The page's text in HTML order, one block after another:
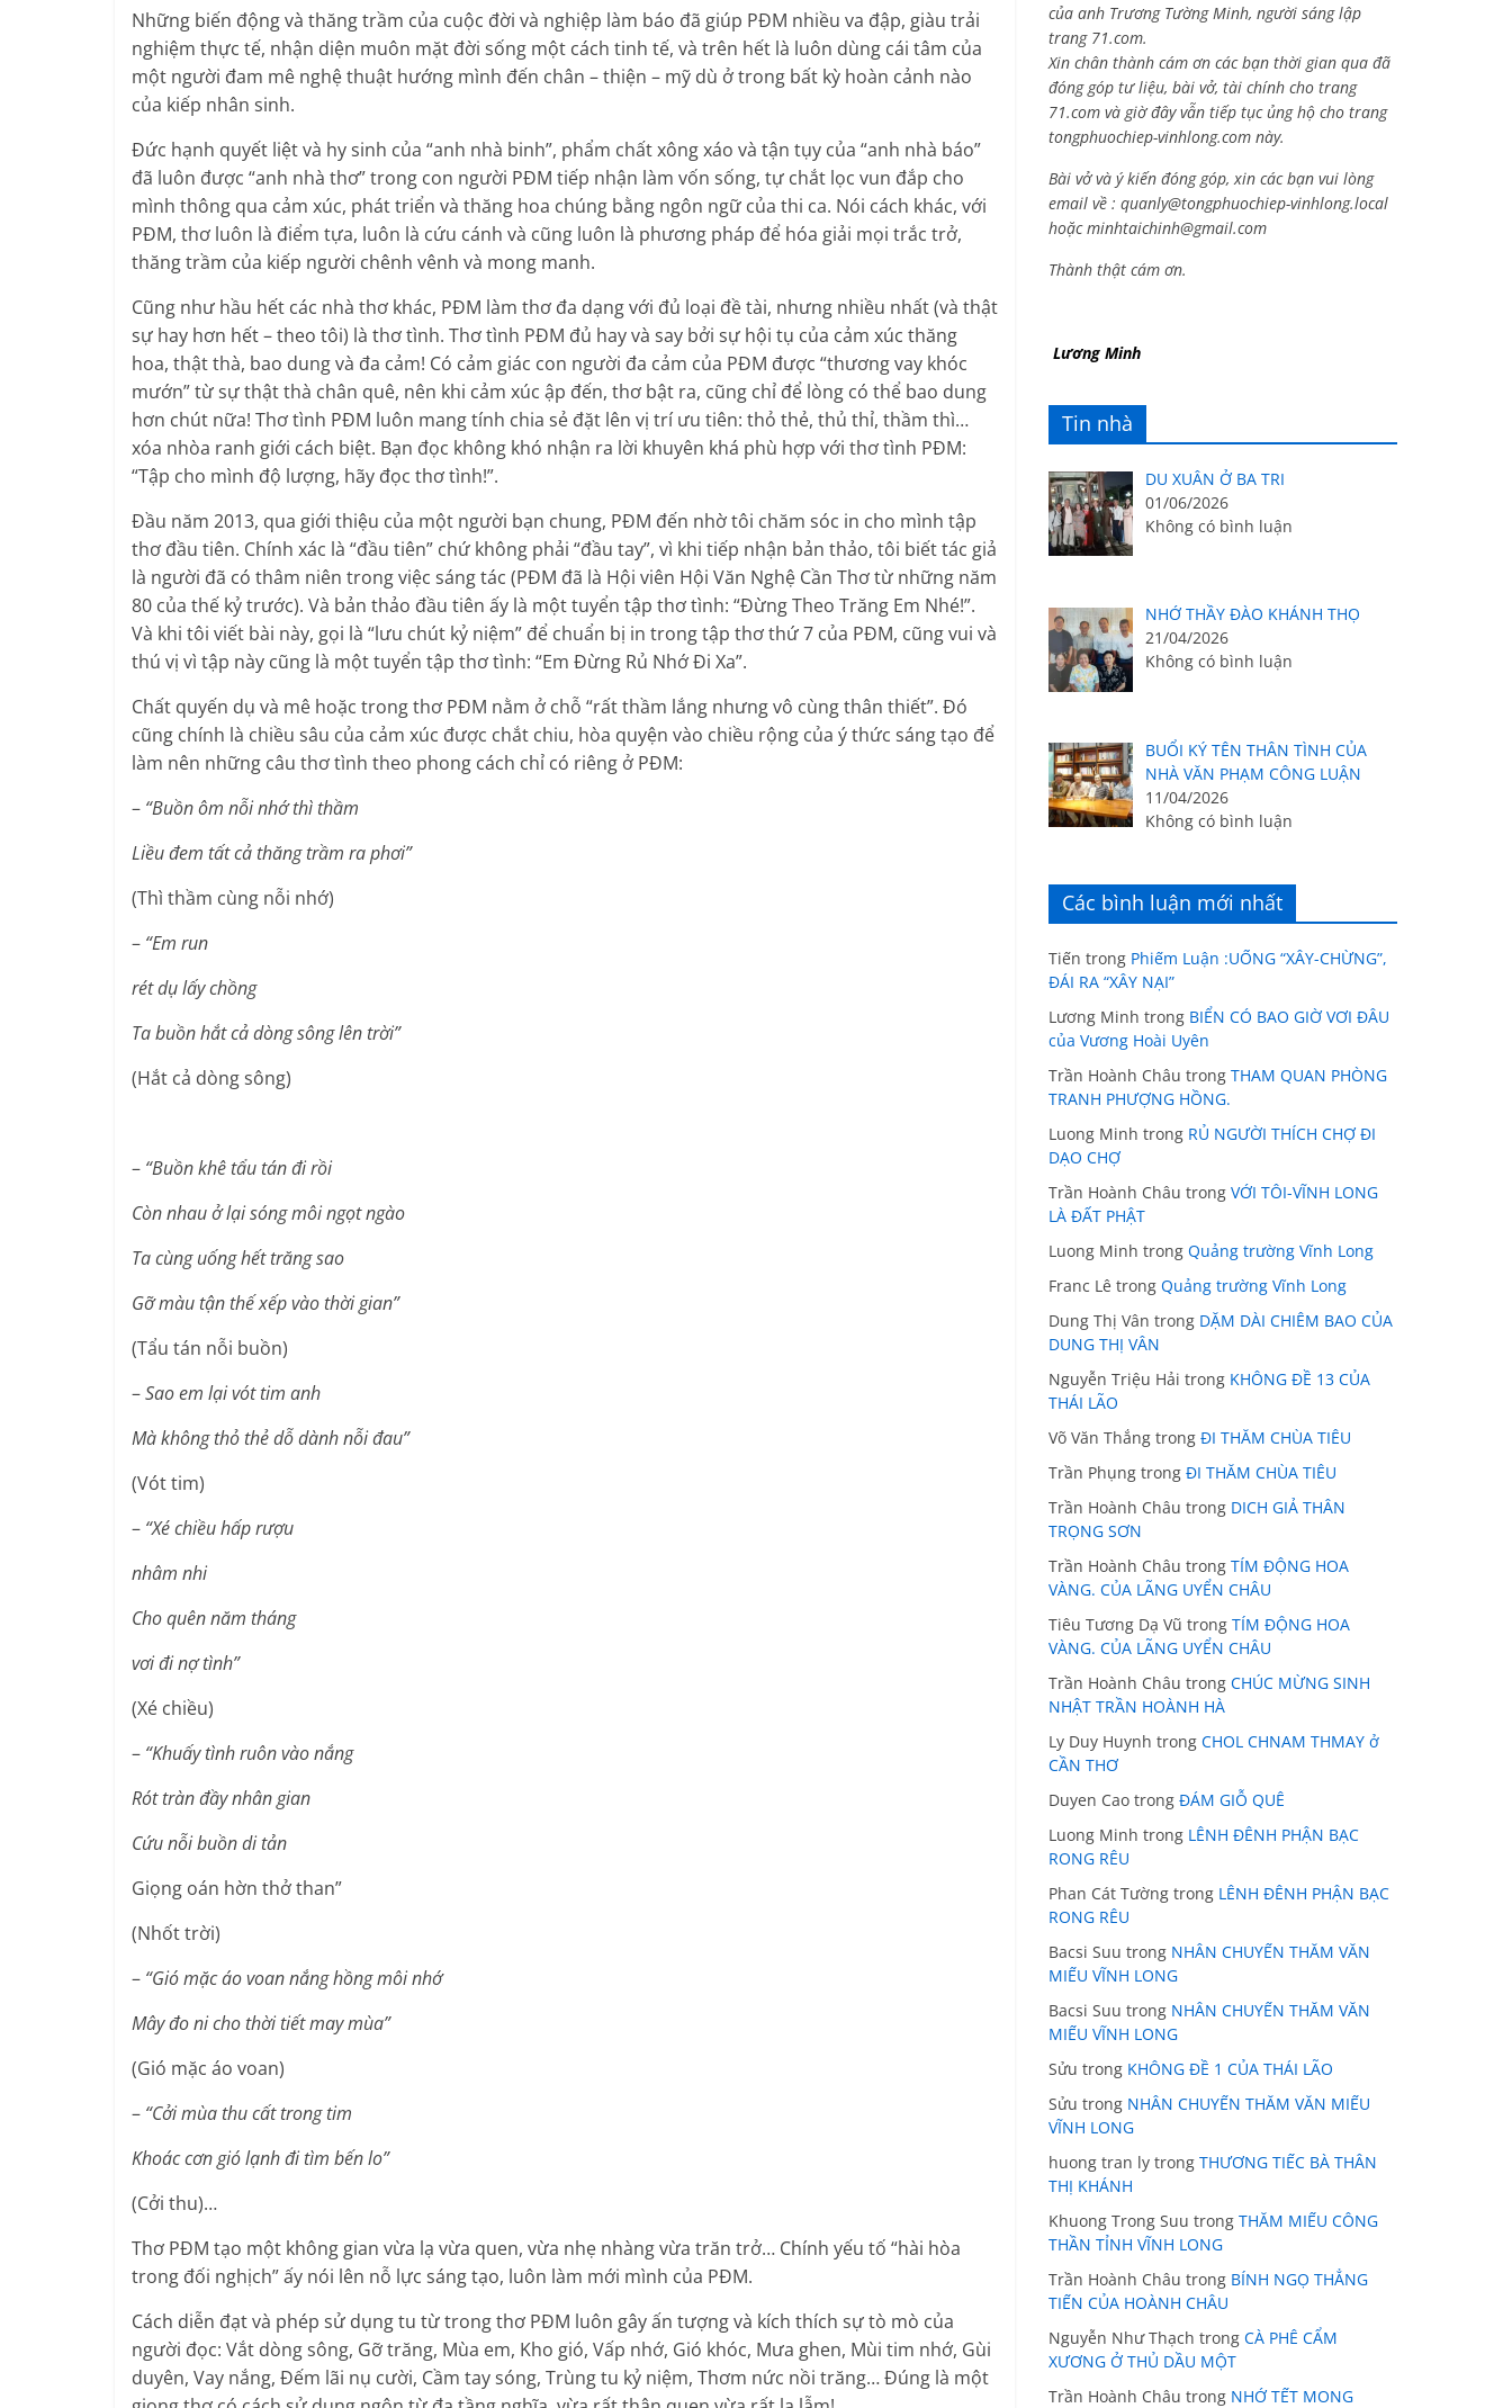
Những biến động và thăng trầm của cuộc đời và nghiệp làm báo đã giúp PĐM nhiều va đập, giàu trải
nghiệm thực tế, nhận diện muôn mặt đời sống một cách tinh tế, và trên hết là luôn dùng cái tâm của
một người đam mê nghệ thuật hướng mình đến chân – thiện – mỹ dù ở trong bất kỳ hoàn cảnh nào
của kiếp nhân sinh.
Đức hạnh quyết liệt và hy sinh của “anh nhà binh”, phẩm chất xông xáo và tận tụy của “anh nhà báo”
đã luôn được “anh nhà thơ” trong con người PĐM tiếp nhận làm vốn sống, tự chắt lọc vun đắp cho
mình thông qua cảm xúc, phát triển và thăng hoa chúng bằng ngôn ngữ của thi ca. Nói cách khác, với
PĐM, thơ luôn là điểm tựa, luôn là cứu cánh và cũng luôn là phương pháp để hóa giải mọi trắc trở,
thăng trầm của kiếp người chênh vênh và mong manh.
Cũng như hầu hết các nhà thơ khác, PĐM làm thơ đa dạng với đủ loại đề tài, nhưng nhiều nhất (và thật
sự hay hơn hết – theo tôi) là thơ tình. Thơ tình PĐM đủ hay và say bởi sự hội tụ của cảm xúc thăng
hoa, thật thà, bao dung và đa cảm! Có cảm giác con người đa cảm của PĐM được “thương vay khóc
mướn” từ sự thật thà chân quê, nên khi cảm xúc ập đến, thơ bật ra, cũng chỉ để lòng có thể bao dung
hơn chút nữa! Thơ tình PĐM luôn mang tính chia sẻ đặt lên vị trí ưu tiên: thỏ thẻ, thủ thỉ, thầm thì…
xóa nhòa ranh giới cách biệt. Bạn đọc không khó nhận ra lời khuyên khá phù hợp với thơ tình PĐM:
“Tập cho mình độ lượng, hãy đọc thơ tình!”.
Đầu năm 2013, qua giới thiệu của một người bạn chung, PĐM đến nhờ tôi chăm sóc in cho mình tập
thơ đầu tiên. Chính xác là “đầu tiên” chứ không phải “đầu tay”, vì khi tiếp nhận bản thảo, tôi biết tác giả
là người đã có thâm niên trong việc sáng tác (PĐM đã là Hội viên Hội Văn Nghệ Cần Thơ từ những năm
80 của thế kỷ trước). Và bản thảo đầu tiên ấy là một tuyển tập thơ tình: “Đừng Theo Trăng Em Nhé!”.
Và khi tôi viết bài này, gọi là “lưu chút kỷ niệm” để chuẩn bị in trong tập thơ thứ 7 của PĐM, cũng vui và
thú vị vì tập này cũng là một tuyển tập thơ tình: “Em Đừng Rủ Nhớ Đi Xa”.
Chất quyến dụ và mê hoặc trong thơ PĐM nằm ở chỗ “rất thầm lắng nhưng vô cùng thân thiết”. Đó
cũng chính là chiều sâu của cảm xúc được chắt chiu, hòa quyện vào chiều rộng của ý thức sáng tạo để
làm nên những câu thơ tình theo phong cách chỉ có riêng ở PĐM:
– “Buồn ôm nỗi nhớ thì thầm
Liều đem tất cả thăng trầm ra phơi”
(Thì thầm cùng nỗi nhớ)
– “Em run
rét dụ lấy chồng
Ta buồn hắt cả dòng sông lên trời”
(Hắt cả dòng sông)
– “Buồn khê tẩu tán đi rồi
Còn nhau ở lại sóng môi ngọt ngào
Ta cùng uống hết trăng sao
Gỡ màu tận thế xếp vào thời gian”
(Tẩu tán nỗi buồn)
–Sao em lại vót tim anh
Mà không thỏ thẻ dỗ dành nỗi đau”
(Vót tim)
– “Xé chiều hấp rượu
nhâm nhi
Cho quên năm tháng
vơi đi nợ tình”
(Xé chiều)
– “Khuấy tình ruôn vào nắng
Rót tràn đầy nhân gian
Cứu nỗi buồn di tản
Giọng oán hờn thở than”
(Nhốt trời)
– “Gió mặc áo voan nắng hồng môi nhớ
Mây đo ni cho thời tiết may mùa”
(Gió mặc áo voan)
– “Cởi mùa thu cất trong tim
Khoác cơn gió lạnh đi tìm bến lo”
(Cởi thu)…
Thơ PĐM tạo một không gian vừa lạ vừa quen, vừa nhẹ nhàng vừa trăn trở… Chính yếu tố “hài hòa
trong đối nghịch” ấy nói lên nỗ lực sáng tạo, luôn làm mới mình của PĐM.
Cách diễn đạt và phép sử dụng tu từ trong thơ PĐM luôn gây ấn tượng và kích thích sự tò mò của
người đọc: Vắt dòng sông, Gỡ trăng, Mùa em, Kho gió, Vấp nhớ, Gió khóc, Mưa ghen, Mùi tim nhớ, Gùi
duyên, Vay nắng, Đếm lãi nụ cười, Cầm tay sóng, Trùng tu kỷ niệm, Thơm nức nồi trăng… Đúng là một
của anh Trương Tường Minh, người sáng lập
trang 71.com.
Xin chân thành cám ơn các bạn thời gian qua đã
đóng góp tư liệu, bài vở, tài chính cho trang
71.com và giờ đây vẫn tiếp tục ủng hộ cho trang
tongphuochiep-vinhlong.com này.
Bài vở và ý kiến đóng góp, xin các bạn vui lòng
email về : quanly@tongphuochiep-vinhlong.local
hoặcminhtaichinh@gmail.com
Thành thật cám ơn.
Lương Minh
Tin nhà
DU XUÂN Ở BA TRI
01/06/2026
Không có bình luận
NHỚ THẦY ĐÀO KHÁNH THỌ
21/04/2026
Không có bình luận
BUỔI KÝ TÊN THÂN TÌNH CỦA
NHÀ VĂN PHẠM CÔNG LUẬN
11/04/2026
Không có bình luận
Các bình luận mới nhất
Tiến trong Phiếm Luận :UỐNG “XÂY-CHỪNG”,
ĐÁI RA “XÂY NẠI”
Lương Minh trong BIỂN CÓ BAO GIỜ VƠI ĐÂU
của Vương Hoài Uyên
Trần Hoành Châu trong THAM QUAN PHÒNG
TRANH PHƯỢNG HỒNG.
Luong Minh trong RỦ NGƯỜI THÍCH CHỢ ĐI
DẠO CHỢ
Trần Hoành Châu trong VỚI TÔI-VĨNH LONG
LÀ ĐẤT PHẬT
Luong Minh trong Quảng trường Vĩnh Long
Franc Lê trong Quảng trường Vĩnh Long
Dung Thị Vân trong DẶM DÀI CHIÊM BAO CỦA
DUNG THỊ VÂN
Nguyễn Triệu Hải trong KHÔNG ĐỀ 13 CỦA
THÁI LÃO
Võ Văn Thắng trong ĐI THĂM CHÙA TIÊU
Trần Phụng trong ĐI THĂM CHÙA TIÊU
Trần Hoành Châu trong DICH GIẢ THÂN
TRỌNG SƠN
Trần Hoành Châu trong TÍM ĐỘNG HOA
VÀNG. CỦA LÃNG UYỂN CHÂU
Tiêu Tương Dạ Vũ trong TÍM ĐỘNG HOA
VÀNG. CỦA LÃNG UYỂN CHÂU
Trần Hoành Châu trong CHÚC MỪNG SINH
NHẬT TRẦN HOÀNH HÀ
Ly Duy Huynh trong CHOL CHNAM THMAY ở
CẦN THƠ
Duyen Cao trong ĐÁM GIỖ QUÊ
Luong Minh trong LÊNH ĐÊNH PHẬN BẠC
RONG RÊU
Phan Cát Tường trong LÊNH ĐÊNH PHẬN BẠC
RONG RÊU
Bacsi Suu trong NHÂN CHUYẾN THĂM VĂN
MIẾU VĨNH LONG
Bacsi Suu trong NHÂN CHUYẾN THĂM VĂN
MIẾU VĨNH LONG
Sửu trong KHÔNG ĐỀ 1 CỦA THÁI LÃO
Sửu trong NHÂN CHUYẾN THĂM VĂN MIẾU
VĨNH LONG
huong tran ly trong THƯƠNG TIẾC BÀ THÂN
THỊ KHÁNH
Khuong Trong Suu trong THĂM MIẾU CÔNG
THẦN TỈNH VĨNH LONG
Trần Hoành Châu trong BÍNH NGỌ THẲNG
TIẾN CỦA HOÀNH CHÂU
Nguyễn Như Thạch trong CÀ PHÊ CẨM
XƯƠNG Ở THỦ DẦU MỘT
Trần Hoành Châu trong NHỚ TẾT MONG